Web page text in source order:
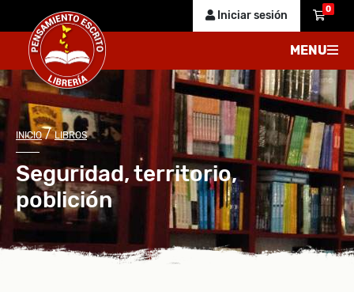
Iniciar sesión 0
MENU
INICIO/LIBROS
Seguridad, territorio,
poblición